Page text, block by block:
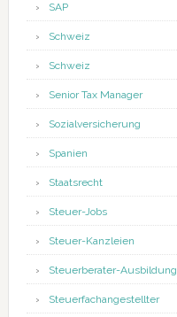
SAP
Schweiz
Schweiz
Senior Tax Manager
Sozialversicherung
Spanien
Staatsrecht
Steuer-Jobs
Steuer-Kanzleien
Steuerberater-Ausbildung
Steuerfachangestellter